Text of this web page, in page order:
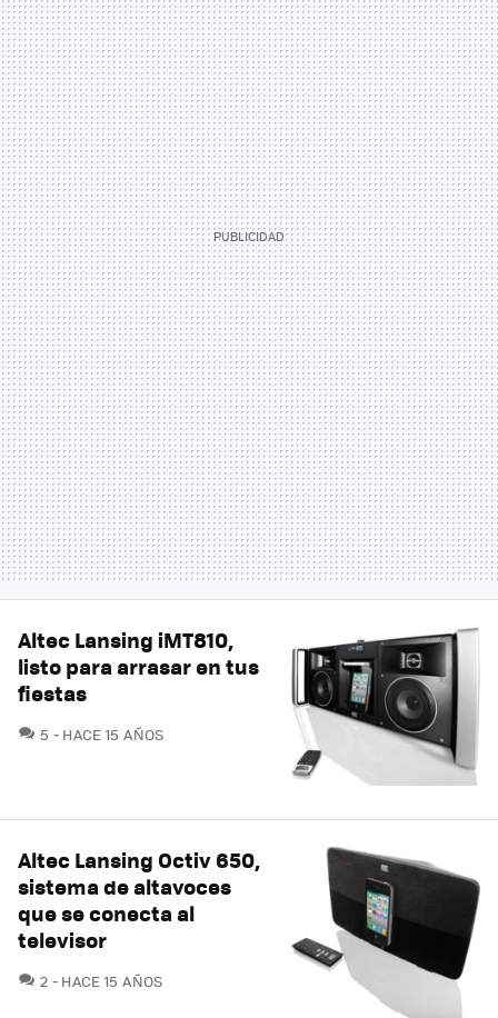
Altec Lansing iMT810,
listo para arrasar en tus
fiestas
5 COMENTARIOS
HACE 15 AÑOS
Altec Lansing Octiv 650,
sistema de altavoces
que se conecta al
televisor
2 COMENTARIOS
HACE 15 AÑOS